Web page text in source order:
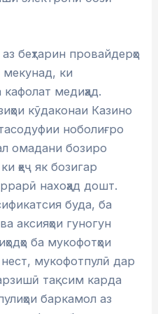
беҳтарин провайдерҳо
мекунад, ки
медиҳад.
кӯдаконаи Казино
ноболиғро
омадани бозиро
ҳеҷ як бозигар
нахоҳад дошт.
буда, ба
аксияҳои гуногун
ба мукофотҳои
мукофотпулӣ дар
тақсим карда
баркамол аз